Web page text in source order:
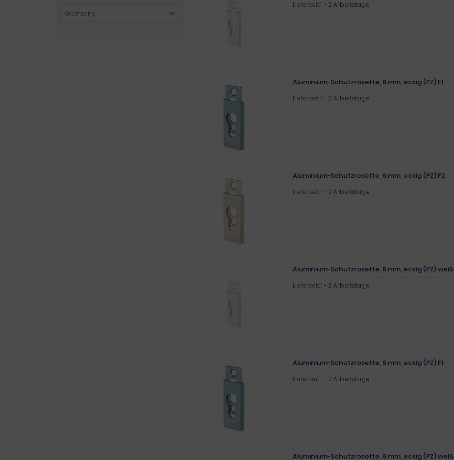
Lieferzeit:1 - 2 Arbeitstage
Aluminium-Schutzrosette, 6 mm, eckig (PZ) F1
Lieferzeit:1 - 2 Arbeitstage
Aluminium-Schutzrosette, 6 mm, eckig (PZ) F2
Lieferzeit:1 - 2 Arbeitstage
Aluminium-Schutzrosette, 6 mm, eckig (PZ) weiß
Lieferzeit:1 - 2 Arbeitstage
Aluminium-Schutzrosette, 9 mm, eckig (PZ) F1
Lieferzeit:1 - 2 Arbeitstage
Aluminium-Schutzrosette, 9 mm, eckig (PZ) weiß
Germany